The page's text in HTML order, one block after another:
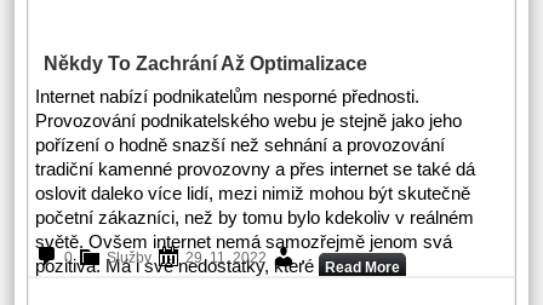
Někdy To Zachrání Až Optimalizace
Internet nabízí podnikatelům nesporné přednosti.
Provozování podnikatelského webu je stejně jako jeho
pořízení o hodně snazší než sehnání a provozování
tradiční kamenné provozovny a přes internet se také dá
oslovit daleko více lidí, mezi nimiž mohou být skutečně
početní zákazníci, než by tomu bylo kdekoliv v reálném
světě. Ovšem internet nemá samozřejmě jenom svá
pozitiva. Má i své nedostatky, které Read More
0 Služby 29. 11. 2022 .